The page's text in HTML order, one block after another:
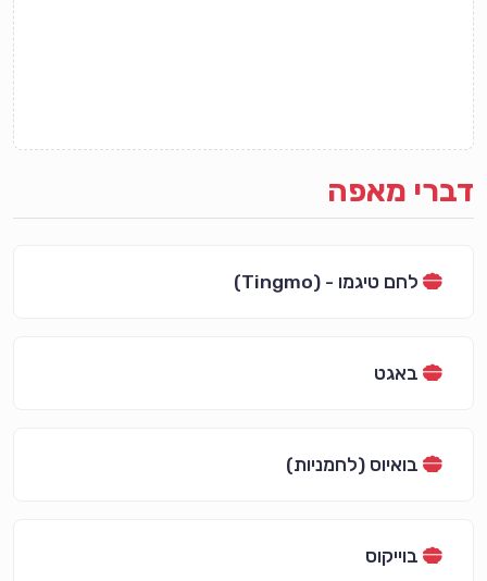
דברי מאפה
לחם טיגמו - (Tingmo)
באגט
בואיוס (לחמניות)
בוייקוס